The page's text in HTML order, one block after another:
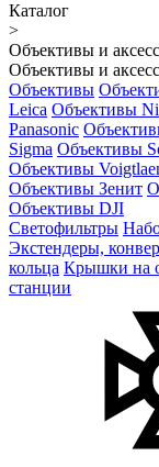
Каталог
>
Объективы и
Объективы и
Объективы
Leica Объективы
Panasonic
Sigma Объективы
Объективы
Объективы Зенит
Объективы DJI
Светофильтры
Экстендеры,
кольца Крышки на
станции